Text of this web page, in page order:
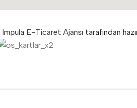
Impula E-Ticaret Ajansı tarafından